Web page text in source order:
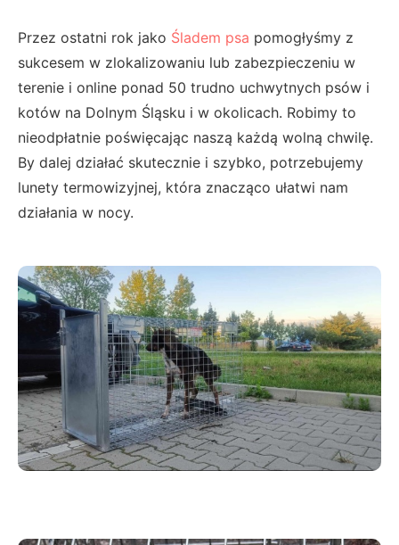
Przez ostatni rok jako Śladem psa pomogłyśmy z
sukcesem w zlokalizowaniu lub zabezpieczeniu w
terenie i online ponad 50 trudno uchwytnych psów i
kotów na Dolnym Śląsku i w okolicach. Robimy to
nieodpłatnie poświęcając naszą każdą wolną chwilę.
By dalej działać skutecznie i szybko, potrzebujemy
lunety termowizyjnej, która znacząco ułatwi nam
działania w nocy.